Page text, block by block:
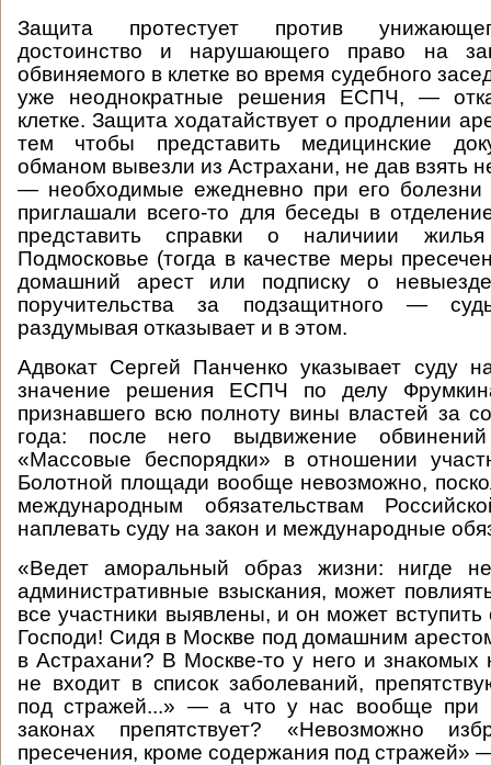
Защита протестует против
достоинство и нарушающего право на
обвиняемого в клетке во время судебного
уже неоднократные решения ЕСПЧ, —
клетке. Защита ходатайствует о продлении
тем чтобы представить медицинские
обманом вывезли из Астрахани, не дав взять
— необходимые ежедневно при его болезни
приглашали всего-то для беседы в
представить справки о наличиии
Подмосковье (тогда в качестве меры
домашний арест или подписку о
поручительства за подзащитного —
раздумывая отказывает и в этом.
Адвокат Сергей Панченко указывает суду
значение решения ЕСПЧ по делу
признавшего всю полноту вины властей за
года: после него выдвижение
«Массовые беспорядки» в отношении
Болотной площади вообще невозможно,
международным обязательствам
наплевать суду на закон и международные
«Ведет аморальный образ жизни: нигде
административные взыскания, может
все участники выявлены, и он может вступить
Господи! Сидя в Москве под домашним
в Астрахани? В Москве-то у него и знакомых
не входит в список заболеваний,
под стражей...» — а что у нас вообще при
законах препятствует? «Невозможно
пресечения, кроме содержания под стражей»